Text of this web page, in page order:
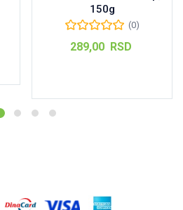
150g
(0)
289,00 RSD